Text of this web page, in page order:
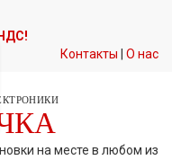
Контакты
О нас
на месте в любом из